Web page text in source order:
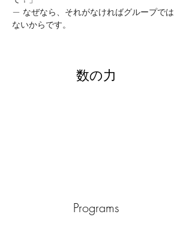
— なぜなら、それがなければグループでは
ないからです。
数の力
Programs